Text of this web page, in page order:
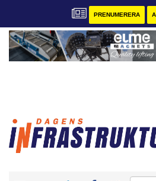
PRENUMERERA